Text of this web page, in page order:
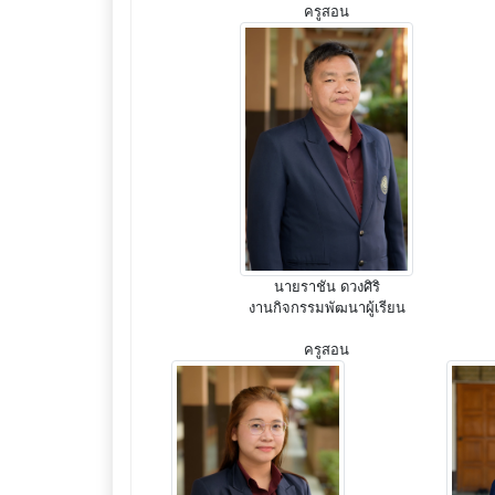
ครูสอน
นายราชัน ดวงศิริ
งานกิจกรรมพัฒนาผู้เรียน
ครูสอน